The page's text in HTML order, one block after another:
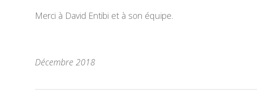
Merci à David Entibi et à son équipe.
Décembre 2018